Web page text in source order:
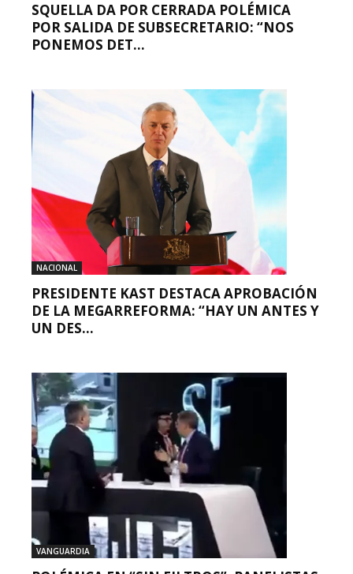
SQUELLA DA POR CERRADA POLÉMICA
POR SALIDA DE SUBSECRETARIO: “NOS
PONEMOS DET...
NACIONAL
PRESIDENTE KAST DESTACA APROBACIÓN
DE LA MEGARREFORMA: “HAY UN ANTES Y
UN DES...
VANGUARDIA